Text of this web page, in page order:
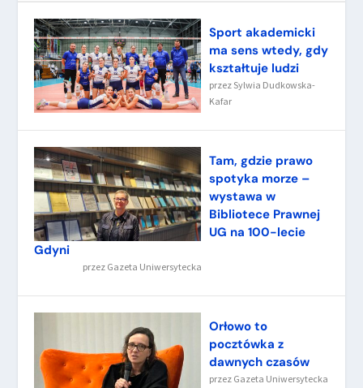
Sport akademicki
ma sens wtedy, gdy
kształtuje ludzi
przez Sylwia Dudkowska-
Kafar
Tam, gdzie prawo
spotyka morze –
wystawa w
Bibliotece Prawnej
UG na 100-lecie
Gdyni
przez Gazeta Uniwersytecka
Orłowo to
pocztówka z
dawnych czasów
przez Gazeta Uniwersytecka